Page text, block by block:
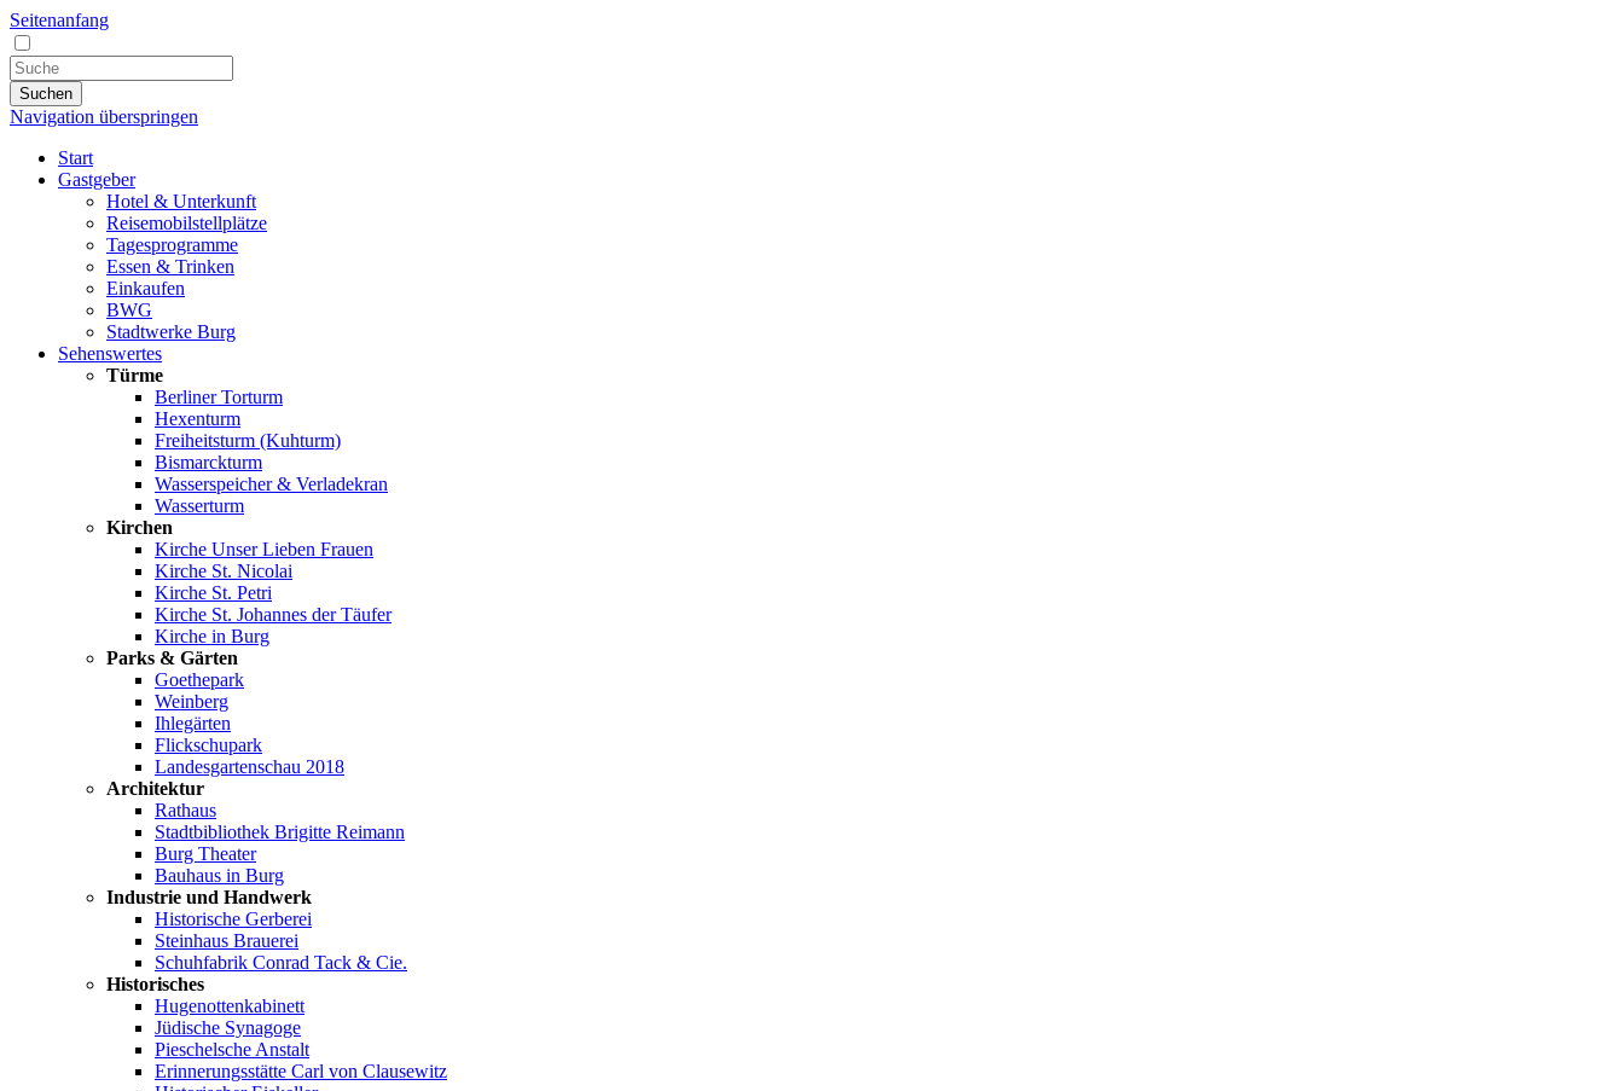
Seitenanfang
Suchen
Navigation überspringen
Start
Gastgeber
Hotel & Unterkunft
Reisemobilstellplätze
Tagesprogramme
Essen & Trinken
Einkaufen
BWG
Stadtwerke Burg
Sehenswertes
Türme
Berliner Torturm
Hexenturm
Freiheitsturm (Kuhturm)
Bismarckturm
Wasserspeicher & Verladekran
Wasserturm
Kirchen
Kirche Unser Lieben Frauen
Kirche St. Nicolai
Kirche St. Petri
Kirche St. Johannes der Täufer
Kirche in Burg
Parks & Gärten
Goethepark
Weinberg
Ihlegärten
Flickschupark
Landesgartenschau 2018
Architektur
Rathaus
Stadtbibliothek Brigitte Reimann
Burg Theater
Bauhaus in Burg
Industrie und Handwerk
Historische Gerberei
Steinhaus Brauerei
Schuhfabrik Conrad Tack & Cie.
Historisches
Hugenottenkabinett
Jüdische Synagoge
Pieschelsche Anstalt
Erinnerungsstätte Carl von Clausewitz